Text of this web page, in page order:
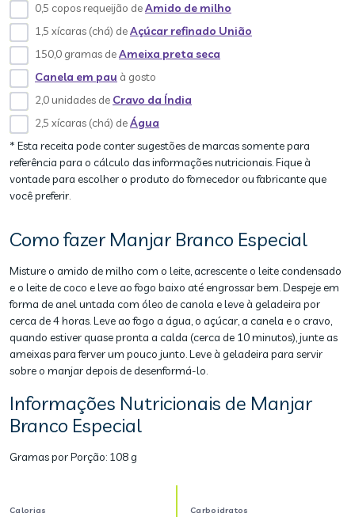
0,5 copos requeijão deAmido de milho
1,5 xícaras (chá) deAçúcar refinado União
150,0 gramas deAmeixa preta seca
Canela em pau à gosto
2,0 unidades de Cravo da Índia
2,5 xícaras (chá) deÁgua
* Esta receita pode conter sugestões de marcas somente para
referência para o cálculo das informações nutricionais. Fique à
vontade para escolher o produto do fornecedor ou fabricante que
você preferir.
Como fazer Manjar Branco Especial
Misture o amido de milho com o leite, acrescente o leite condensado
e o leite de coco e leve ao fogo baixo até engrossar bem. Despeje em
forma de anel untada com óleo de canola e leve à geladeira por
cerca de 4 horas. Leve ao fogo a água, o açúcar, a canela e o cravo,
quando estiver quase pronta a calda (cerca de 10 minutos), junte as
ameixas para ferver um pouco junto. Leve à geladeira para servir
sobre o manjar depois de desenformá-lo.
Informações Nutricionais de Manjar
Branco Especial
Gramas por Porção: 108 g
Calorias Carboidratos